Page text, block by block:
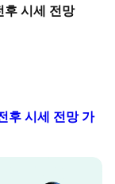
후 시세 전망
후 시세 전망 가